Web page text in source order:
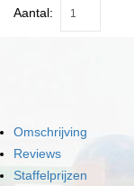
Aantal:
Omschrijving
Reviews
Staffelprijzen